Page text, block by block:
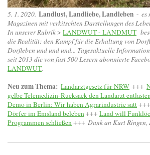
5. 1. 2020. Landlust, Landliebe, Landleben - es
Magazinen mit verkitschten Darstellungen des
In unserer Rubrik > LANDWUT - LANDMUT
die Realität: den Kampf für die Erhaltung von
Dorfleben und und und... Tagesaktuelle
seit 2013 die von fast 500 Lesern abonnierte
LANDWUT.
Neu zum Thema: Landarztgesetz für NRW +++
gelbe Telemedizin-Rucksack den Landarzt
Demo in Berlin: Wir haben Agrarindustrie satt+++
Dörfer im Emsland beleben+++ Land will
Programmen schließen+++ Dank an Kurt Ringen,